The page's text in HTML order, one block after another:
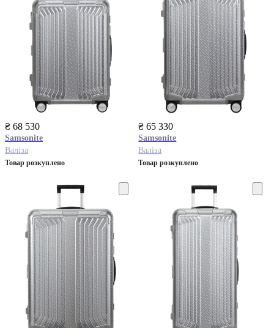
₴ 68 530
Samsonite
Валіза
Товар розкуплено
₴ 65 330
Samsonite
Валіза
Товар розкуплено